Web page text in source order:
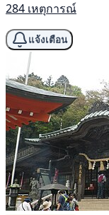
284 เหตุการณ์
แจ้งเตือน